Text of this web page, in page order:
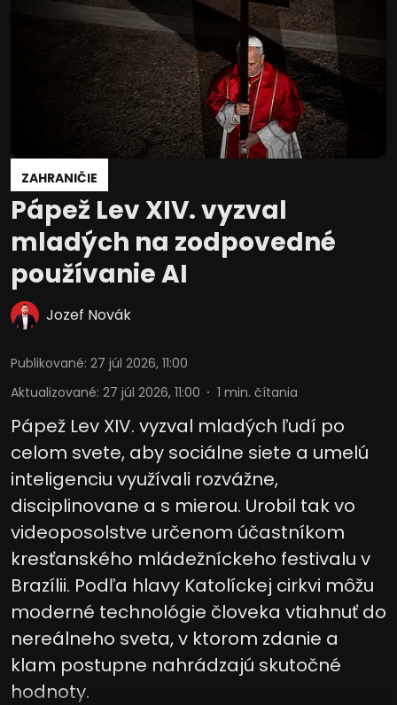
ZAHRANIČIE
Pápež Lev XIV. vyzval
mladých na zodpovedné
používanie AI
Jozef Novák
Publikované: 27 júl 2026, 11:00
Aktualizované: 27 júl 2026, 11:00 1 min. čítania
Pápež Lev XIV. vyzval mladých ľudí po
celom svete, aby sociálne siete a umelú
inteligenciu využívali rozvážne,
disciplinovane a s mierou. Urobil tak vo
videoposolstve určenom účastníkom
kresťanského mládežníckeho festivalu v
Brazílii. Podľa hlavy Katolíckej cirkvi môžu
moderné technológie človeka vtiahnuť do
nereálneho sveta, v ktorom zdanie a
klam postupne nahrádzajú skutočné
hodnoty.